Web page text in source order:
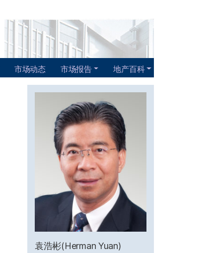
市场动态 市场报告 地产百科
袁浩彬(Herman Yuan)